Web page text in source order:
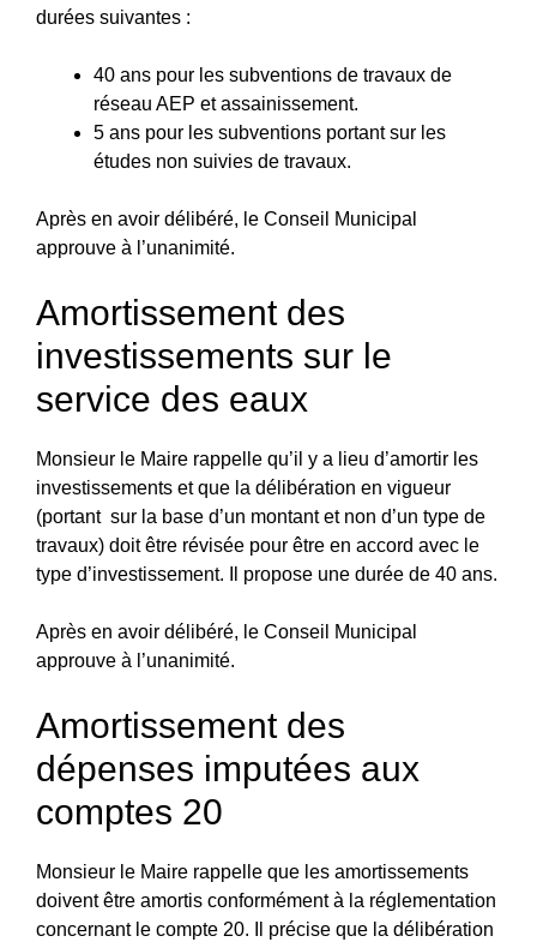
durées suivantes :
40 ans pour les subventions de travaux de
réseau AEP et assainissement.
5 ans pour les subventions portant sur les
études non suivies de travaux.
Après en avoir délibéré, le Conseil Municipal
approuve à l’unanimité.
Amortissement des
investissements sur le
service des eaux
Monsieur le Maire rappelle qu’il y a lieu d’amortir les
investissements et que la délibération en vigueur
(portant sur la base d’un montant et non d’un type de
travaux) doit être révisée pour être en accord avec le
type d’investissement. Il propose une durée de 40 ans.
Après en avoir délibéré, le Conseil Municipal
approuve à l’unanimité.
Amortissement des
dépenses imputées aux
comptes 20
Monsieur le Maire rappelle que les amortissements
doivent être amortis conformément à la réglementation
concernant le compte 20. Il précise que la délibération